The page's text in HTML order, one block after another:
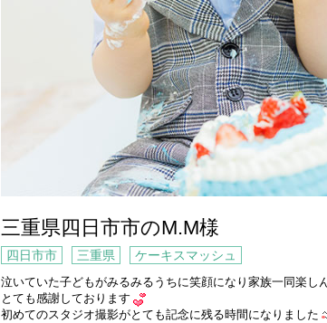
三重県四日市市のM.M様
四日市市 三重県 ケーキスマッシュ
泣いていた子どもがみるみるうちに笑顔になり家族一同楽し
とても感謝しております
初めてのスタジオ撮影がとても記念に残る時間になりました